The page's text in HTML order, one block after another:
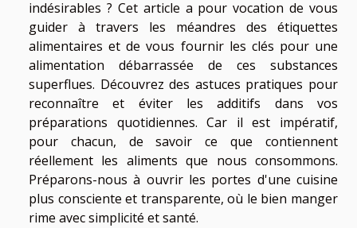
indésirables ? Cet article a pour vocation de vous
guider à travers les méandres des étiquettes
alimentaires et de vous fournir les clés pour une
alimentation débarrassée de ces substances
superflues. Découvrez des astuces pratiques pour
reconnaître et éviter les additifs dans vos
préparations quotidiennes. Car il est impératif,
pour chacun, de savoir ce que contiennent
réellement les aliments que nous consommons.
Préparons-nous à ouvrir les portes d'une cuisine
plus consciente et transparente, où le bien manger
rime avec simplicité et santé.